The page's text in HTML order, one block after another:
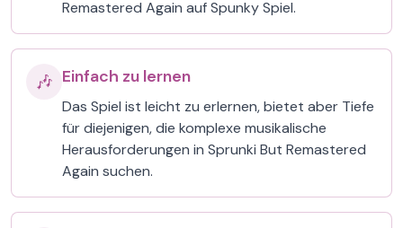
Remastered Again auf Spunky Spiel.
🎶 Einfach zu lernen
Das Spiel ist leicht zu erlernen, bietet aber Tiefe
für diejenigen, die komplexe musikalische
Herausforderungen in Sprunki But Remastered
Again suchen.